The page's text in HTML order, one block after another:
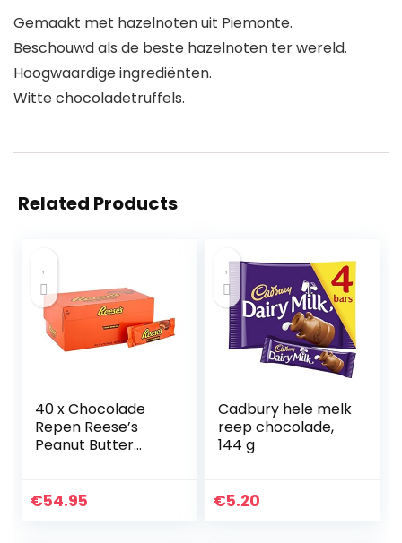
Gemaakt met hazelnoten uit Piemonte.
Beschouwd als de beste hazelnoten ter wereld.
Hoogwaardige ingrediënten.
Witte chocoladetruffels.
Related Products
40 x Chocolade
Repen Reese’s
Peanut Butter
€54.95
Cadbury hele melk
reep chocolade,
144 g
€5.20